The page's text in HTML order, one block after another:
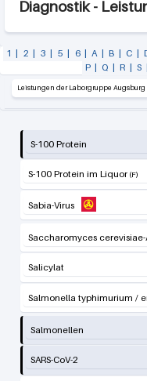
Diagnostik -
1 2 3 5 6 A B C
P
Q R S
Leistungen der Laborgruppe Augsburg
S-100 Protein
S-100 Protein im Liquor
Sabia-Virus
Saccharomyces
Salicylat
Salmonella typhimurium /
Salmonellen
SARS-CoV-2